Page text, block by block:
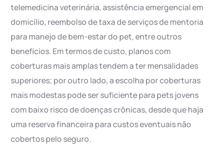
telemedicina veterinária, assistência emergencial em
domicílio, reembolso de taxa de serviços de mentoria
para manejo de bem-estar do pet, entre outros
benefícios. Em termos de custo, planos com
coberturas mais amplas tendem a ter mensalidades
superiores; por outro lado, a escolha por coberturas
mais modestas pode ser suficiente para pets jovens
com baixo risco de doenças crônicas, desde que haja
uma reserva financeira para custos eventuais não
cobertos pelo seguro.